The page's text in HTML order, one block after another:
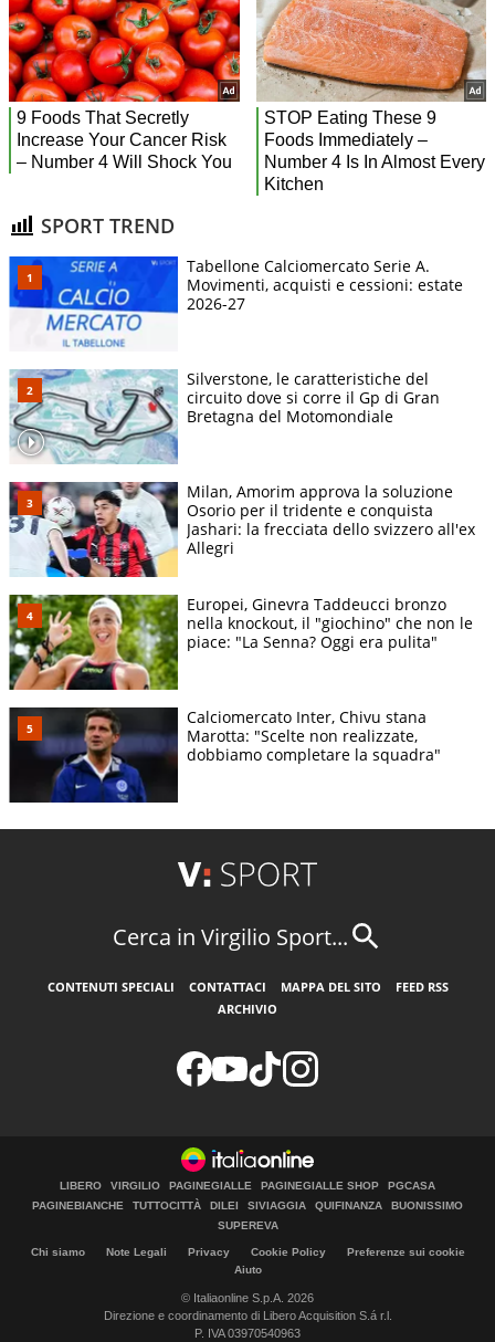
SPORT TREND
Tabellone Calciomercato Serie A.
Movimenti, acquisti e cessioni: estate
2026-27
Silverstone, le caratteristiche del
circuito dove si corre il Gp di Gran
Bretagna del Motomondiale
Milan, Amorim approva la soluzione
Osorio per il tridente e conquista
Jashari: la frecciata dello svizzero all'ex
Allegri
Europei, Ginevra Taddeucci bronzo
nella knockout, il "giochino" che non le
piace: "La Senna? Oggi era pulita"
Calciomercato Inter, Chivu stana
Marotta: "Scelte non realizzate,
dobbiamo completare la squadra"
Cerca in Virgilio Sport...
CONTENUTI SPECIALI CONTATTACI MAPPA DEL SITO
FEED RSS
ARCHIVIO
LIBERO VIRGILIO PAGINEGIALLE PAGINEGIALLE SHOP
PGCASA
PAGINEBIANCHE
TUTTOCITTÀ DILEI SIVIAGGIA QUIFINANZA
BUONISSIMO
SUPEREVA
Chi siamo Note Legali Privacy Cookie Policy
Preferenze sui cookie
Aiuto
© Italiaonline S.p.A. 2026
Direzione e coordinamento di Libero Acquisition S.á r.l.
P. IVA 03970540963